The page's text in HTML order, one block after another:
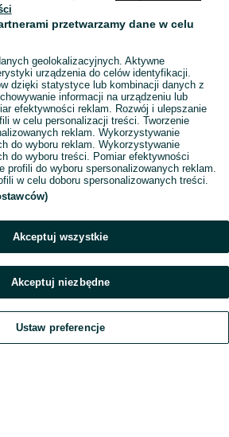
Dodaj Czat Konto
przetwarzamy dane w celu
geolokalizacyjnych. Aktywne
urządzenia do celów identyfikacji.
dzięki statystyce lub kombinacji danych z
informacji na urządzeniu lub
efektywności reklam. Rozwój i ulepszanie
w celu personalizacji treści. Tworzenie
reklam. Wykorzystywanie
do wyboru reklam. Wykorzystywanie
do wyboru treści. Pomiar efektywności
profili do wyboru spersonalizowanych reklam.
w celu doboru spersonalizowanych treści.
Akceptuj wszystkie
Akceptuj niezbędne
Ustaw preferencje